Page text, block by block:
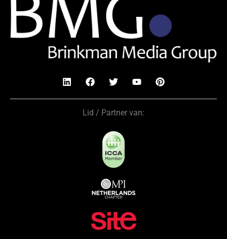
Lid / Partner van: